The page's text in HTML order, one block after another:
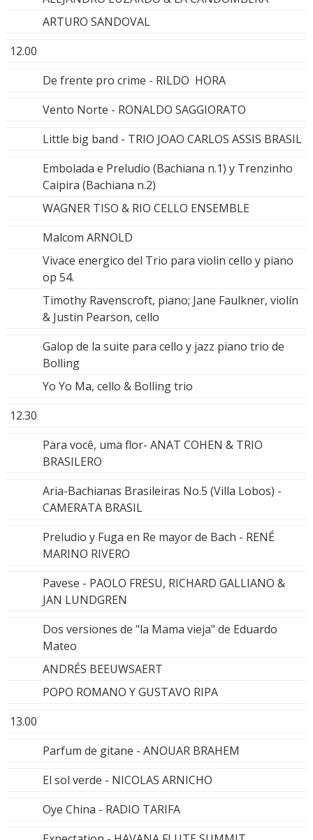
ARTURO SANDOVAL
12.00
De frente pro crime - RILDO HORA
Vento Norte - RONALDO SAGGIORATO
Little big band - TRIO JOAO CARLOS ASSIS BRASIL
Embolada e Preludio (Bachiana n.1) y Trenzinho
Caipira (Bachiana n.2)
WAGNER TISO & RIO CELLO ENSEMBLE
Malcom ARNOLD
Vivace energico del Trio para violin cello y piano
op 54.
Timothy Ravenscroft, piano; Jane Faulkner, violín
& Justin Pearson, cello
Galop de la suite para cello y jazz piano trio de
Bolling
Yo Yo Ma, cello & Bolling trio
12.30
Para você, uma flor- ANAT COHEN & TRIO
BRASILERO
Aria-Bachianas Brasileiras No.5 (Villa Lobos) -
CAMERATA BRASIL
Preludio y Fuga en Re mayor de Bach - RENÉ
MARINO RIVERO
Pavese - PAOLO FRESU, RICHARD GALLIANO &
JAN LUNDGREN
Dos versiones de "la Mama vieja" de Eduardo
Mateo
ANDRÉS BEEUWSAERT
POPO ROMANO Y GUSTAVO RIPA
13.00
Parfum de gitane - ANOUAR BRAHEM
El sol verde - NICOLAS ARNICHO
Oye China - RADIO TARIFA